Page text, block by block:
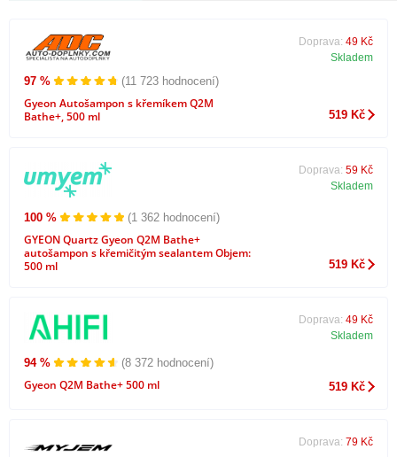
97 % (11 723 hodnocení)
Gyeon Autošampon s křemíkem Q2M
Bathe+, 500 ml
Doprava: 49 Kč
Skladem
519 Kč
100 % (1 362 hodnocení)
GYEON Quartz Gyeon Q2M Bathe+
autošampon s křemičitým sealantem Objem:
500 ml
Doprava: 59 Kč
Skladem
519 Kč
94 % (8 372 hodnocení)
Gyeon Q2M Bathe+ 500 ml
Doprava: 49 Kč
Skladem
519 Kč
Doprava: 79 Kč